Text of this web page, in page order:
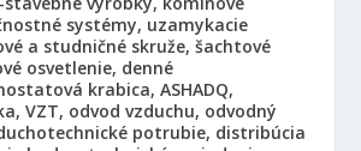
systémy, uzamykacie
a studničné skruže, šachtové
osvetlenie, denné
krabica, ASHADQ,
VZT, odvod vzduchu, odvodný
potrubie, distribúcia